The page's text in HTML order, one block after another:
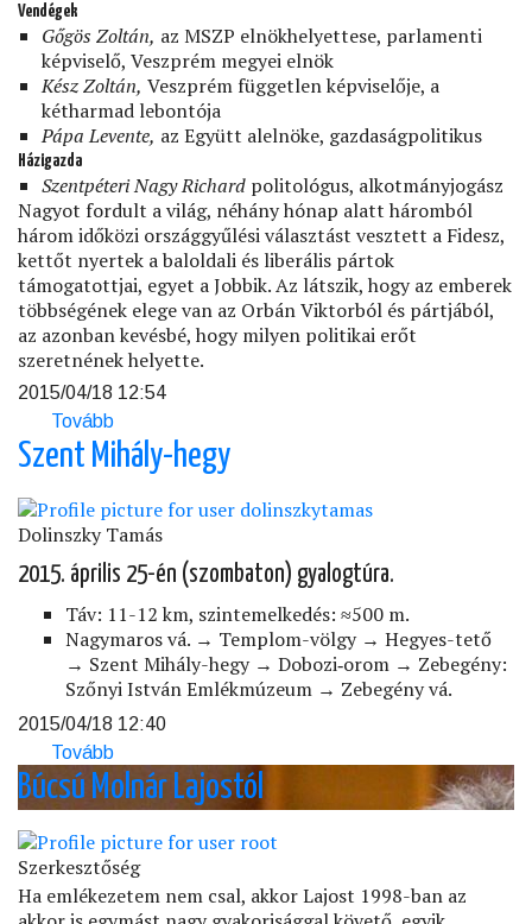
Vendégek
Gőgös Zoltán, az MSZP elnökhelyettese, parlamenti
képviselő, Veszprém megyei elnök
Kész Zoltán, Veszprém független képviselője, a
kétharmad lebontója
Pápa Levente, az Együtt alelnöke, gazdaságpolitikus
Házigazda
Szentpéteri Nagy Richard politológus, alkotmányjogász
Nagyot fordult a világ, néhány hónap alatt háromból
három időközi országgyűlési választást vesztett a Fidesz,
kettőt nyertek a baloldali és liberális pártok
támogatottjai, egyet a Jobbik. Az látszik, hogy az emberek
többségének elege van az Orbán Viktorból és pártjából,
az azonban kevésbé, hogy milyen politikai erőt
szeretnének helyette.
2015/04/18 12:54
Tovább
után
–
választás
tapasztalatai)
Szent Mihály-hegy
Dolinszky Tamás
2015. április 25-én (szombaton) gyalogtúra.
Táv: 11-12 km, szintemelkedés: ≈500 m.
Nagymaros vá. → Templom-völgy → Hegyes-tető
→ Szent Mihály-hegy → Dobozi‑orom → Zebegény:
Szőnyi István Emlékmúzeum → Zebegény vá.
2015/04/18 12:40
Tovább
Mihály-
hegy)
Búcsú Molnár Lajostól
Szerkesztőség
Ha emlékezetem nem csal, akkor Lajost 1998-ban az